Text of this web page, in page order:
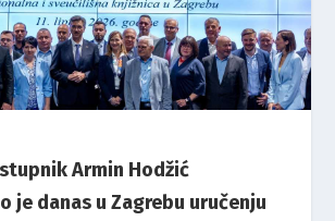
Armin Hodžić
je danas u Zagrebu uručenju